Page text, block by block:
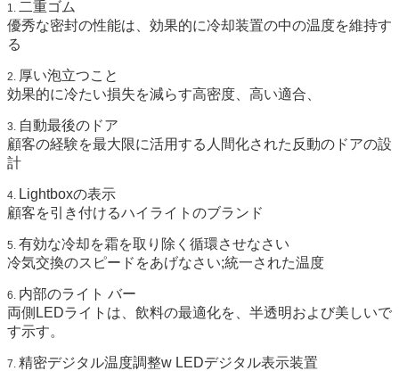
1. 二重ゴム
優秀な密封の性能は、効果的に冷却装置の中の温度を維持す
る
2. 厚い泡立つこと
効果的に冷たい損失を減らす高密度、高い適合、
3. 自動最後のドア
顧客の経験を最大限に活用する人間化された反動のドアの設
計
4. Lightboxの表示
顧客を引き付けるハイライトのブランド
5. 有効な冷却を霜を取り除く循環させなさい
冷気交換のスピードをあげなさい;統一された温度
6. 内部のライト バー
両側LEDライトは、飲料の最適化を、半透明および美しいで
す示す。
7. 精密デジタル温度調整w LEDデジタル表示装置